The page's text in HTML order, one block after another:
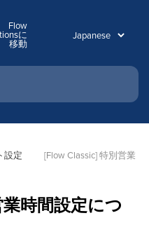
Flow
に
移動
設定
[Flow Classic] 特別営業
時間設定につ